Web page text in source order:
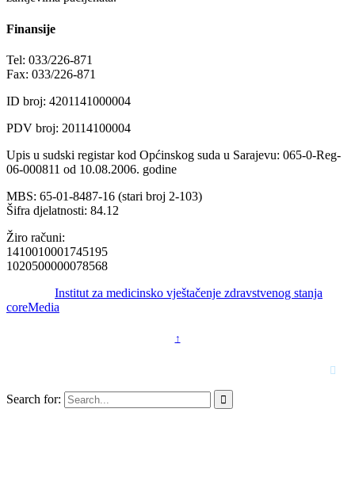
Finansije
Tel: 033/226-871
Fax: 033/226-871
ID broj: 4201141000004
PDV broj: 20114100004
Upis u sudski registar kod Općinskog suda u Sarajevu: 065-0-Reg-
06-000811 od 10.08.2006. godine
MBS: 65-01-8487-16 (stari broj 2-103)
Šifra djelatnosti: 84.12
Žiro računi:
1410010001745195
1020500000078568
Institut za medicinsko vještačenje zdravstvenog stanja
coreMedia
↑

Search for: 